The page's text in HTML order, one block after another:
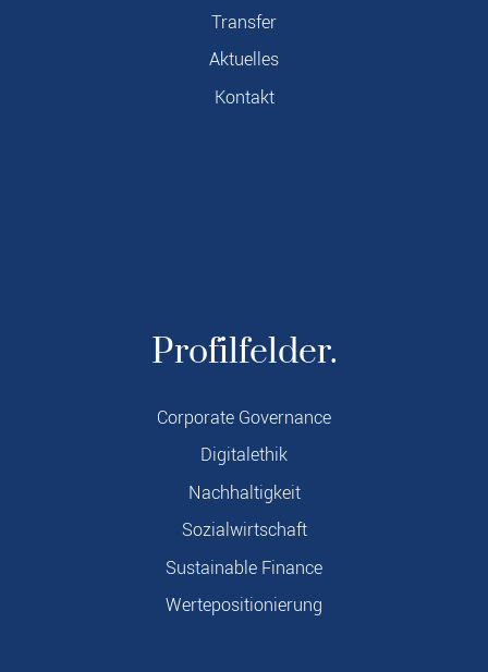
Transfer
Aktuelles
Kontakt
Profilfelder.
Corporate Governance
Digitalethik
Nachhaltigkeit
Sozialwirtschaft
Sustainable Finance
Wertepositionierung